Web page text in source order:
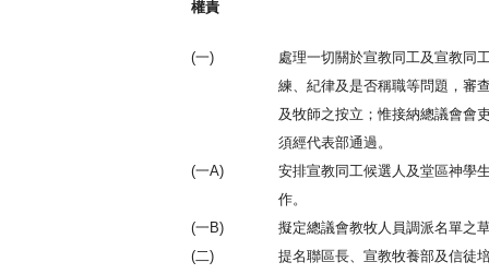
權責
(一)
處理一切關於宣教同工及宣教同
練、紀律及是否稱職等問題，審
及牧師之按立；惟接納總議會會
須經代表部通過。
(一A)
安排宣教同工候選人及堂區神學
作。
(一B)
擬定總議會教牧人員調派名單之
(二)
提名聯區長、宣教牧養部及信徒